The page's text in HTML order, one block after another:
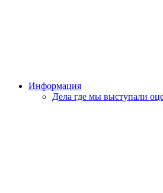
Информация
Дела где мы выступали